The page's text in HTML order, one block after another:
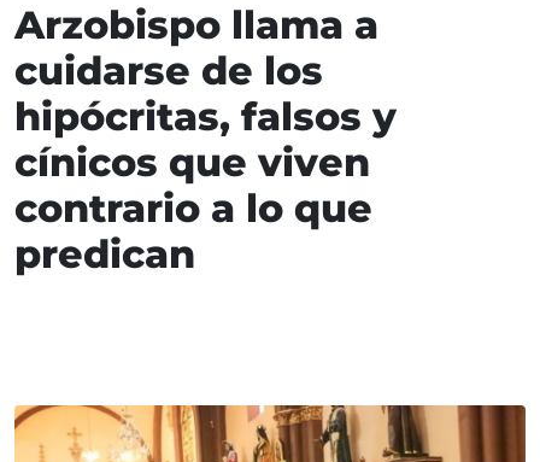
Arzobispo llama a
cuidarse de los
hipócritas, falsos y
cínicos que viven
contrario a lo que
predican